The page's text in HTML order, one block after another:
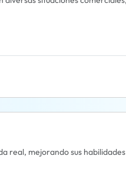
real, mejorando sus habilidades